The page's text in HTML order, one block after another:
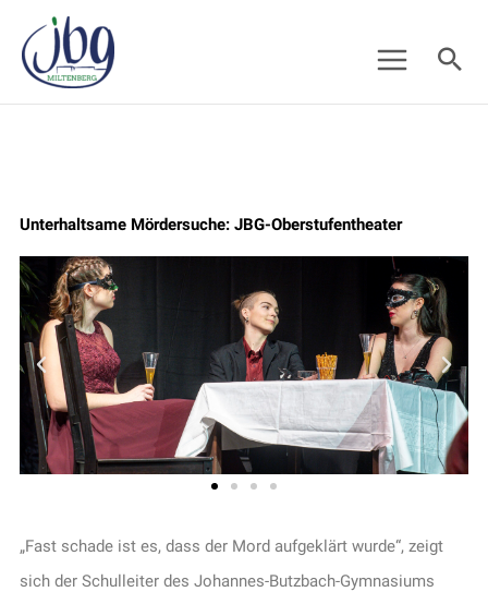
Inhalt
springen
Unterhaltsame Mördersuche: JBG-Oberstufentheater
„Fast schade ist es, dass der Mord aufgeklärt wurde“, zeigt
sich der Schulleiter des Johannes-Butzbach-Gymnasiums